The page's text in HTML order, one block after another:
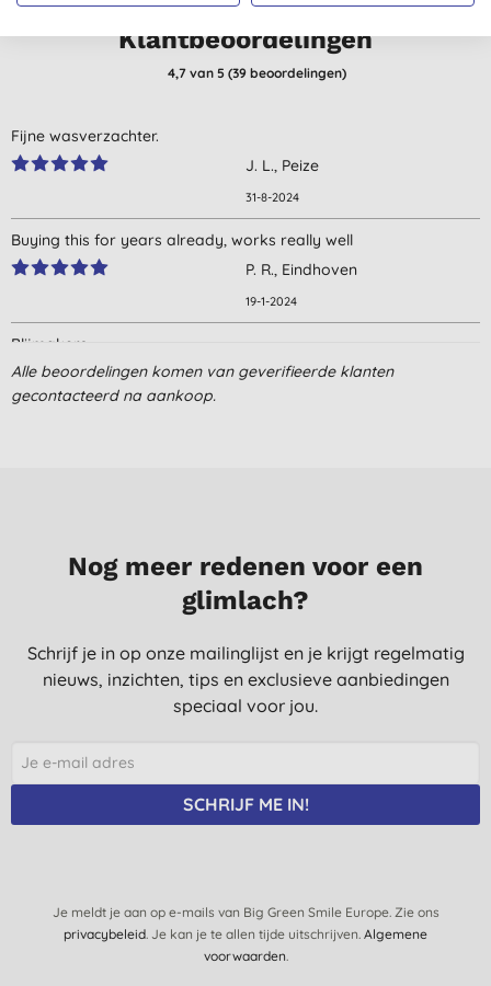
Klantbeoordelingen
4,7van 5 (39 beoordelingen)
Fijne wasverzachter.
J. L., Peize
31-8-2024
Buying this for years already, works really well
P. R., Eindhoven
19-1-2024
Blijmakers
E. R., Wijk en Aalburg
Heerlijke geur
M. D. B., Etten-Leur
Deze wasverzachter ruikt echt super en de was is heerlijk zacht
M. C., Bovenkarspel
Ruikt heerlijk
T. H., Rotterdam
D. G., Zevenbergen
2-8-2023
Alle beoordelingen komen van geverifieerde klanten
gecontacteerd na aankoop.
Nog meer redenen voor een
glimlach?
Schrijf je in op onze mailinglijst en je krijgt regelmatig
nieuws, inzichten, tips en exclusieve aanbiedingen
speciaal voor jou.
SCHRIJF ME IN!
Je meldt je aan op e-mails van Big Green Smile Europe. Zie ons
privacybeleid. Je kan je te allen tijde uitschrijven. Algemene
voorwaarden.